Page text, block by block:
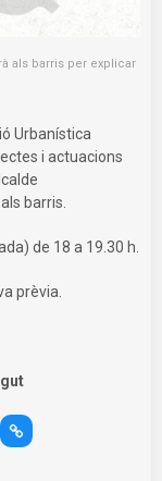
als barris per explicar
Urbanística
i actuacions
barris.
de 18 a 19.30 h.
prèvia.